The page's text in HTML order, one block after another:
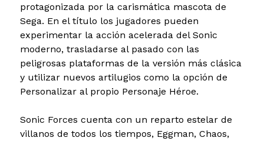
protagonizada por la carismática mascota de
Sega. En el título los jugadores pueden
experimentar la acción acelerada del Sonic
moderno, trasladarse al pasado con las
peligrosas plataformas de la versión más clásica
y utilizar nuevos artilugios como la opción de
Personalizar al propio Personaje Héroe.
Sonic Forces cuenta con un reparto estelar de
villanos de todos los tiempos, Eggman, Chaos,